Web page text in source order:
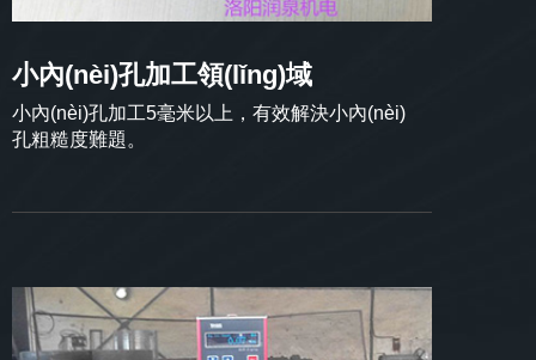
小內(nèi)孔加工領(lǐng)域
小內(nèi)孔加工5毫米以上，有效解決小內(nèi)
孔粗糙度難題。